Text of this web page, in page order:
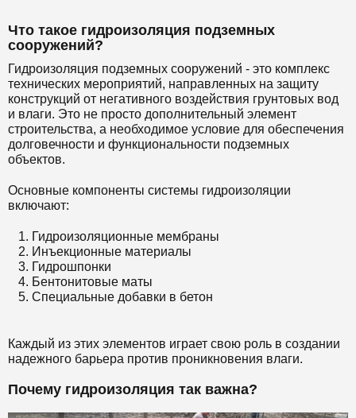
Что такое гидроизоляция подземных
сооружений?
Гидроизоляция подземных сооружений - это комплекс
технических мероприятий, направленных на защиту
конструкций от негативного воздействия грунтовых вод
и влаги. Это не просто дополнительный элемент
строительства, а необходимое условие для обеспечения
долговечности и функциональности подземных
объектов.
Основные компоненты системы гидроизоляции
включают:
Гидроизоляционные мембраны
Инъекционные материалы
Гидрошпонки
Бентонитовые маты
Специальные добавки в бетон
Каждый из этих элементов играет свою роль в создании
надежного барьера против проникновения влаги.
Почему гидроизоляция так важна?